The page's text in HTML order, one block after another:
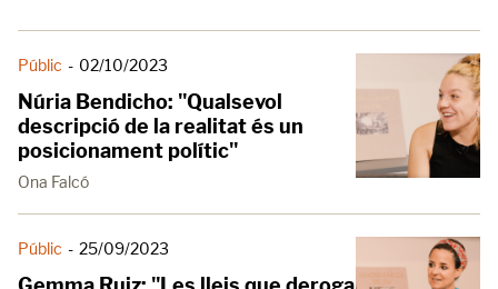
Públic - 02/10/2023
Núria Bendicho: "Qualsevol
descripció de la realitat és un
posicionament polític"
Ona Falcó
Públic - 25/09/2023